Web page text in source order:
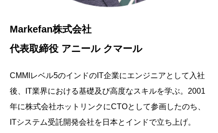
Markefan株式会社
代表取締役 アニール クマール
CMMIレベル5のインドのIT企業にエンジニアとして入社
後、IT業界における基礎及び高度なスキルを学ぶ。2001
年に株式会社ホットリンクにCTOとして参画したのち、
ITシステム受託開発会社を日本とインドで立ち上げ。